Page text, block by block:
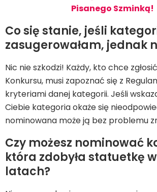
Pisanego Szminką!
Co się stanie, jeśli
zasugerowałam, jednak
Nic nie szkodzi! Każdy, kto chce
Konkursu, musi zapoznać się z
kryteriami danej kategorii. Jeśli
Ciebie kategoria okaże się
nominowana może ją bez problemu
Czy możesz nominować
która zdobyła statuetkę w
latach?